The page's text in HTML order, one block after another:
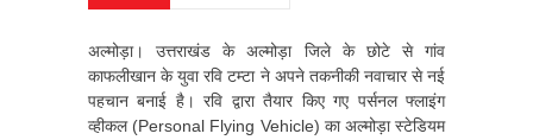
अल्मोड़ा। उत्तराखंड के अल्मोड़ा जिले के छोटे से गांव
काफलीखान के युवा रवि टम्टा ने अपने तकनीकी नवाचार से नई
पहचान बनाई है। रवि द्वारा तैयार किए गए पर्सनल फ्लाइंग
व्हीकल (Personal Flying Vehicle) का अल्मोड़ा स्टेडियम